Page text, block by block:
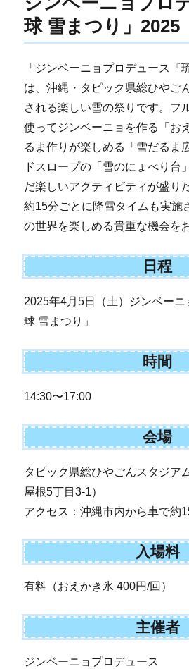
球 雪まつり」2025
「ジンベーニョプロデュース『
は、沖縄・タピック県総ひやご
される楽しい雪の祭りです。フ
使ってジンベーニョを作る「お
るま作りが楽しめる「雪だるま
ドスロープの「雪のにょべり台
だ楽しいアクティビティが盛り
約15分ごとに降雪タイムも実施
の世界を楽しめる貴重な機会を
日程
2025年4月5日（土）ジンベー
球 雪まつり」
時間
14:30〜17:00
会場
タピック県総ひやごんスタジア
屋根5丁目3-1）
アクセス：沖縄市内から車で約
入場料
有料（おえかき氷 400円/回）
主催者
ジンベーニョプロデュース